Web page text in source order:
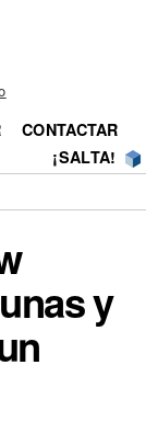
CONTACTAR
¡SALTA!
y